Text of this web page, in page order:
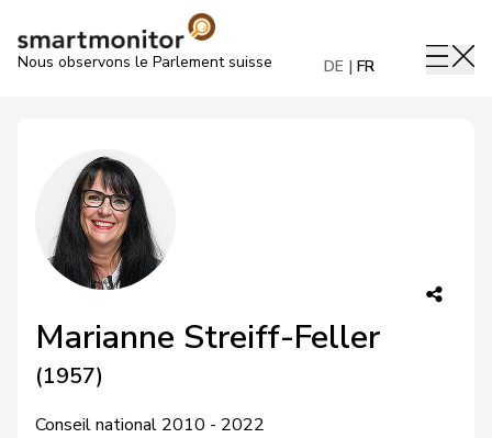
Nous observons le Parlement suisse DE FR
Marianne Streiff-Feller
(1957)
Conseil national 2010 - 2022